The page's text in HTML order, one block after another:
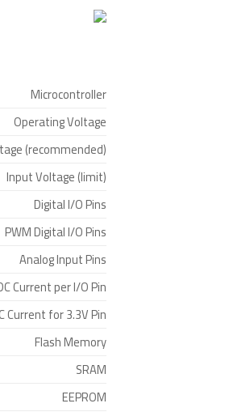
Microcontroller
Operating Voltage
(recommended)
Input Voltage (limit)
Digital I/O Pins
PWM Digital I/O Pins
Analog Input Pins
Current per I/O Pin
Current for 3.3V Pin
Flash Memory
SRAM
EEPROM